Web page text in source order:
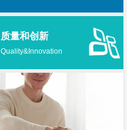
质量和创新
Quality&Innovation